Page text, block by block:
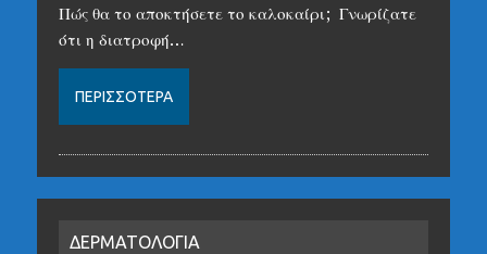
Πώς θα το αποκτήσετε το καλοκαίρι; Γνωρίζατε
ότι η διατροφή…
ΠΕΡΙΣΣΌΤΕΡΑ
ΔΕΡΜΑΤΟΛΟΓΙΑ